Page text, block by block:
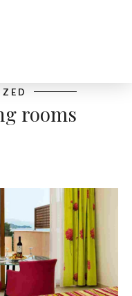
rooms